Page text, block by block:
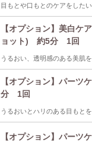
目もとや口もとのケアをした
【オプション】美白ケ
ョット) 約5分 1回
うるおい、透明感のある美肌
【オプション】パー
分 1回
うるおいとハリのある目もと
【オプション】パー